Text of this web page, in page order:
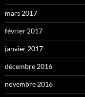
mars 2017
février 2017
janvier 2017
décembre 2016
novembre 2016